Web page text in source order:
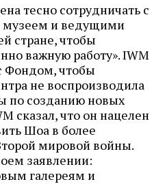
тесно сотрудничать с
и ведущими
стране, чтобы
важную работу». IWM
Фондом, чтобы
не воспроизводила
по созданию новых
сказал, что он нацелен
Шоа в более
мировой войны.
заявлении:
галереям и